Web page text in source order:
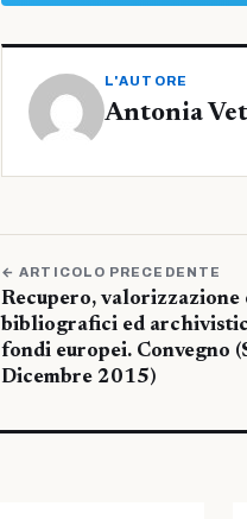
L'AUTORE
Antonia
← ARTICOLO PRECEDENTE
Recupero,
bibliografici ed
fondi europei. Convegno
Dicembre 2015)